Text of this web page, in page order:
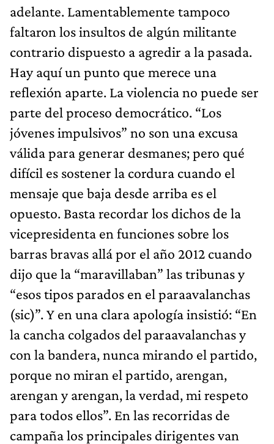
adelante. Lamentablemente tampoco
faltaron los insultos de algún militante
contrario dispuesto a agredir a la pasada.
Hay aquí un punto que merece una
reflexión aparte. La violencia no puede ser
parte del proceso democrático. “Los
jóvenes impulsivos” no son una excusa
válida para generar desmanes; pero qué
difícil es sostener la cordura cuando el
mensaje que baja desde arriba es el
opuesto. Basta recordar los dichos de la
vicepresidenta en funciones sobre los
barras bravas allá por el año 2012 cuando
dijo que la “maravillaban” las tribunas y
“esos tipos parados en el paraavalanchas
(sic)”. Y en una clara apología insistió: “En
la cancha colgados del paraavalanchas y
con la bandera, nunca mirando el partido,
porque no miran el partido, arengan,
arengan y arengan, la verdad, mi respeto
para todos ellos”. En las recorridas de
campaña los principales dirigentes van